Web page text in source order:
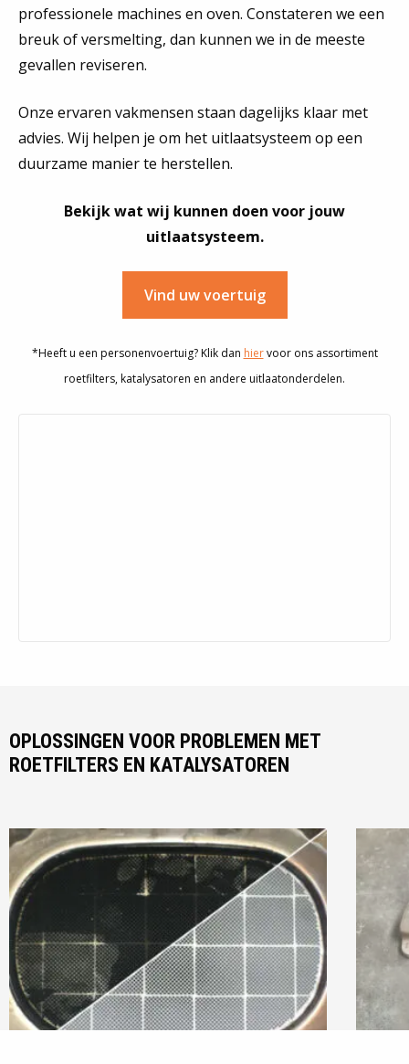
professionele machines en oven. Constateren we een
breuk of versmelting, dan kunnen we in de meeste
gevallen reviseren.
Onze ervaren vakmensen staan dagelijks klaar met
advies. Wij helpen je om het uitlaatsysteem op een
duurzame manier te herstellen.
Bekijk wat wij kunnen doen voor jouw
uitlaatsysteem.
Vind uw voertuig
*Heeft u een personenvoertuig? Klik dan hiervoor ons assortiment
roetfilters, katalysatoren en andere uitlaatonderdelen.
OPLOSSINGEN VOOR PROBLEMEN MET
ROETFILTERS EN KATALYSATOREN
Ga
naar
de
bijbehorende
link
naar
de
link